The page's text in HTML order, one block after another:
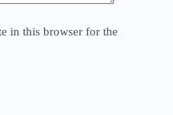
in this browser for the